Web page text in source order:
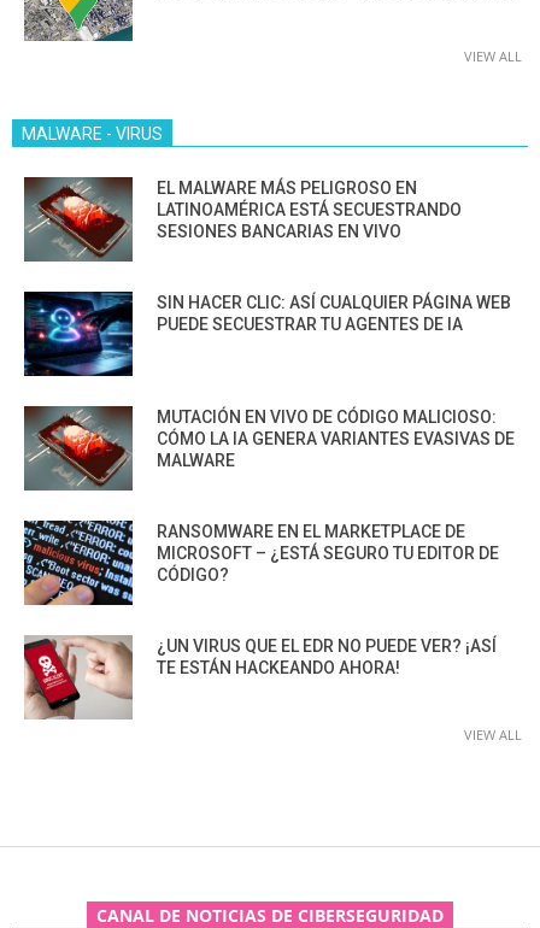
VIEW ALL
MALWARE - VIRUS
EL MALWARE MÁS PELIGROSO EN
LATINOAMÉRICA ESTÁ SECUESTRANDO
SESIONES BANCARIAS EN VIVO
SIN HACER CLIC: ASÍ CUALQUIER PÁGINA WEB
PUEDE SECUESTRAR TU AGENTES DE IA
MUTACIÓN EN VIVO DE CÓDIGO MALICIOSO:
CÓMO LA IA GENERA VARIANTES EVASIVAS DE
MALWARE
RANSOMWARE EN EL MARKETPLACE DE
MICROSOFT – ¿ESTÁ SEGURO TU EDITOR DE
CÓDIGO?
¿UN VIRUS QUE EL EDR NO PUEDE VER? ¡ASÍ
TE ESTÁN HACKEANDO AHORA!
VIEW ALL
CANAL DE NOTICIAS DE CIBERSEGURIDAD